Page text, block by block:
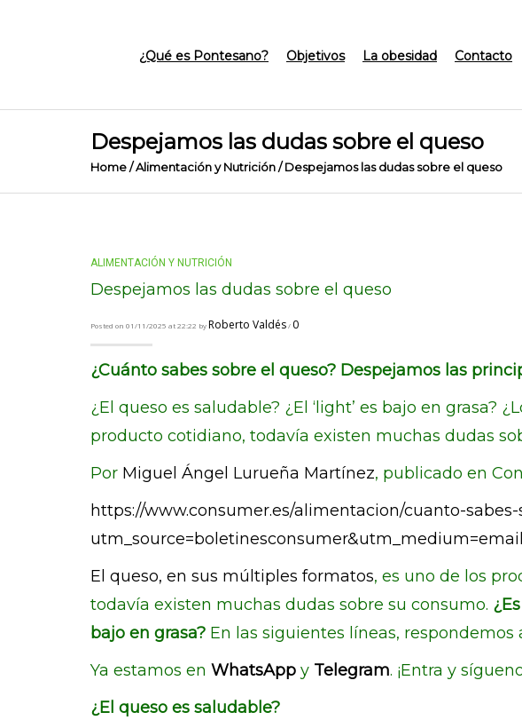
¿Qué es Pontesano? Objetivos La obesidad Contacto
Despejamos las dudas sobre el queso
Home/Alimentación y Nutrición/ Despejamos las dudas sobre el queso
ALIMENTACIÓN Y NUTRICIÓN
Despejamos las dudas sobre el queso
Posted on 01/11/2025 at 22:22 byRoberto Valdés/ 0
¿Cuánto sabes sobre el queso? Despejamos las
¿El queso es saludable? ¿El ‘light’ es bajo en
producto cotidiano, todavía existen muchas dudas
Por Miguel Ángel Lurueña Martínez, publicado en
https://www.consumer.es/alimentacion/cuanto-
El queso, en sus múltiples formatos, es uno de los
todavía existen muchas dudas sobre su consumo.
bajo en grasa? En las siguientes líneas, respondemos
Ya estamos en WhatsApp y Telegram. ¡Entra y
¿El queso es saludable?